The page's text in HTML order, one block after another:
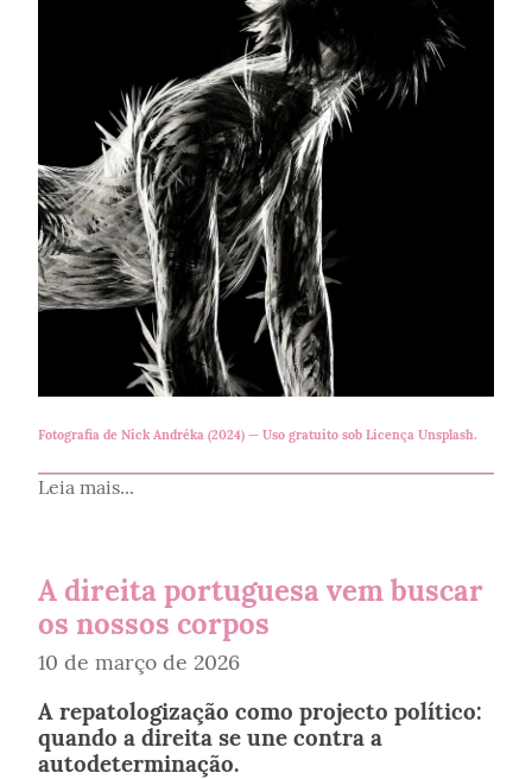
Fotografia de Nick Andréka (2024) — Uso gratuito sob Licença Unsplash.
Leia mais...
A direita portuguesa vem buscar
os nossos corpos
10 de março de 2026
A repatologização como projecto político:
quando a direita se une contra a
autodeterminação.